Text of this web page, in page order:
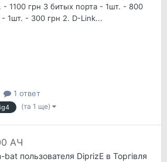
- 1100 грн 3 битых порта - 1шт. - 800
- 1шт. - 300 грн 2. D-Link...
1 ответ
(та 1 ще)
АЧ
bat пользователя DiprizE в Торгівля